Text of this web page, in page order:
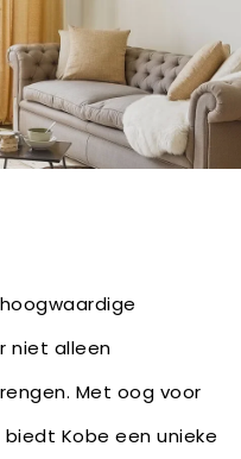
niet alleen
Met oog voor
Kobe een unieke